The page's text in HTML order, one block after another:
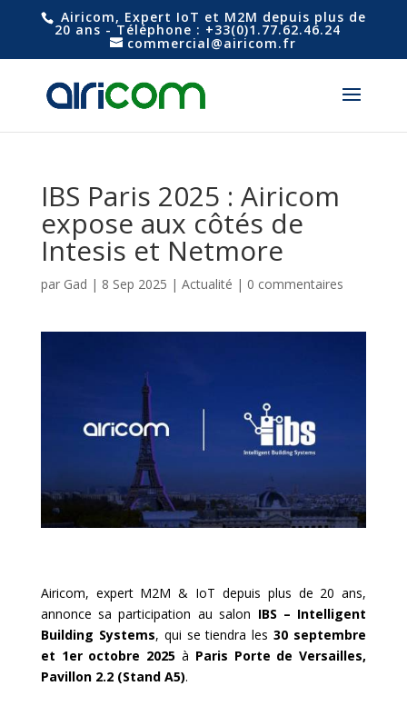
Airicom, Expert IoT et M2M depuis plus de
20 ans - Téléphone : +33(0)1.77.62.46.24
commercial@airicom.fr
IBS Paris 2025 : Airicom
expose aux côtés de
Intesis et Netmore
par Gad | 8 Sep 2025 | Actualité | 0 commentaires
Airicom, expert M2M & IoT depuis plus de 20 ans,
annonce sa participation au salon IBS – Intelligent
Building Systems, qui se tiendra les30 septembre
et 1er octobre 2025 à Paris Porte de Versailles,
Pavillon 2.2 (Stand A5).